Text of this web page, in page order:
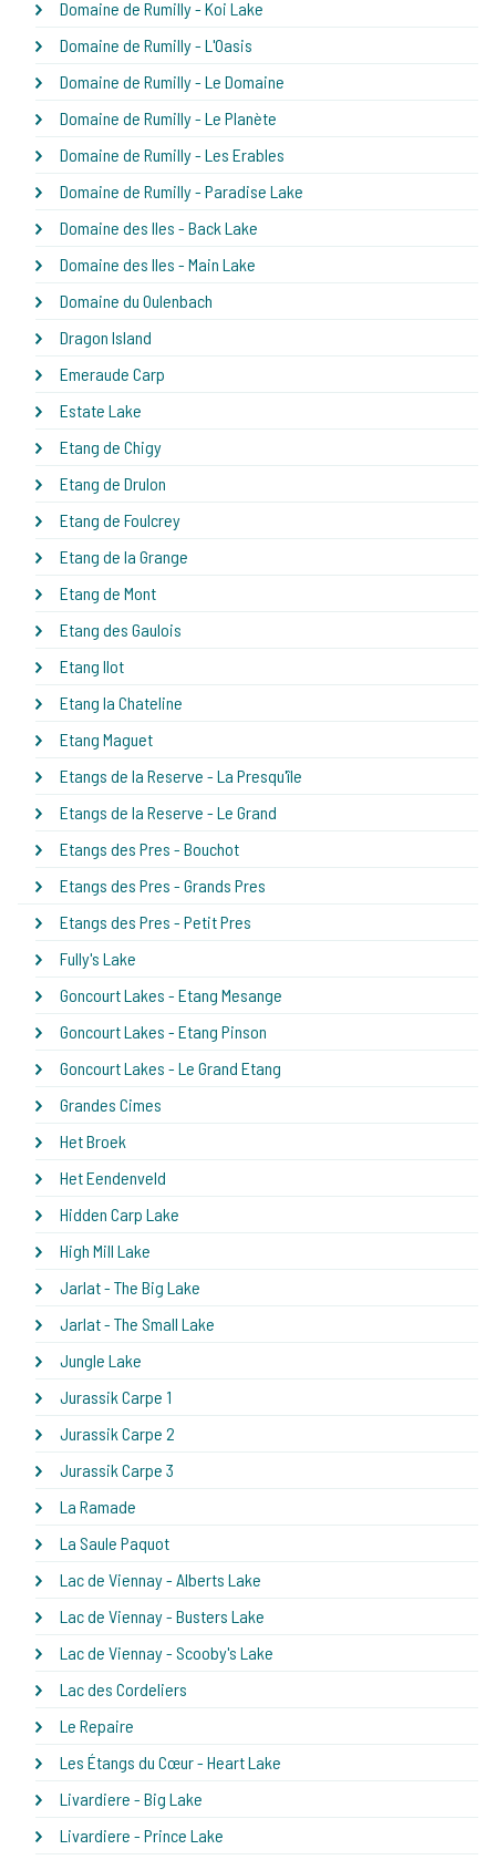
Domaine de Rumilly - Koi Lake
Domaine de Rumilly - L'Oasis
Domaine de Rumilly - Le Domaine
Domaine de Rumilly - Le Planète
Domaine de Rumilly - Les Erables
Domaine de Rumilly - Paradise Lake
Domaine des Iles - Back Lake
Domaine des Iles - Main Lake
Domaine du Oulenbach
Dragon Island
Emeraude Carp
Estate Lake
Etang de Chigy
Etang de Drulon
Etang de Foulcrey
Etang de la Grange
Etang de Mont
Etang des Gaulois
Etang Ilot
Etang la Chateline
Etang Maguet
Etangs de la Reserve - La Presqu'île
Etangs de la Reserve - Le Grand
Etangs des Pres - Bouchot
Etangs des Pres - Grands Pres
Etangs des Pres - Petit Pres
Fully's Lake
Goncourt Lakes - Etang Mesange
Goncourt Lakes - Etang Pinson
Goncourt Lakes - Le Grand Etang
Grandes Cimes
Het Broek
Het Eendenveld
Hidden Carp Lake
High Mill Lake
Jarlat - The Big Lake
Jarlat - The Small Lake
Jungle Lake
Jurassik Carpe 1
Jurassik Carpe 2
Jurassik Carpe 3
La Ramade
La Saule Paquot
Lac de Viennay - Alberts Lake
Lac de Viennay - Busters Lake
Lac de Viennay - Scooby's Lake
Lac des Cordeliers
Le Repaire
Les Étangs du Cœur - Heart Lake
Livardiere - Big Lake
Livardiere - Prince Lake